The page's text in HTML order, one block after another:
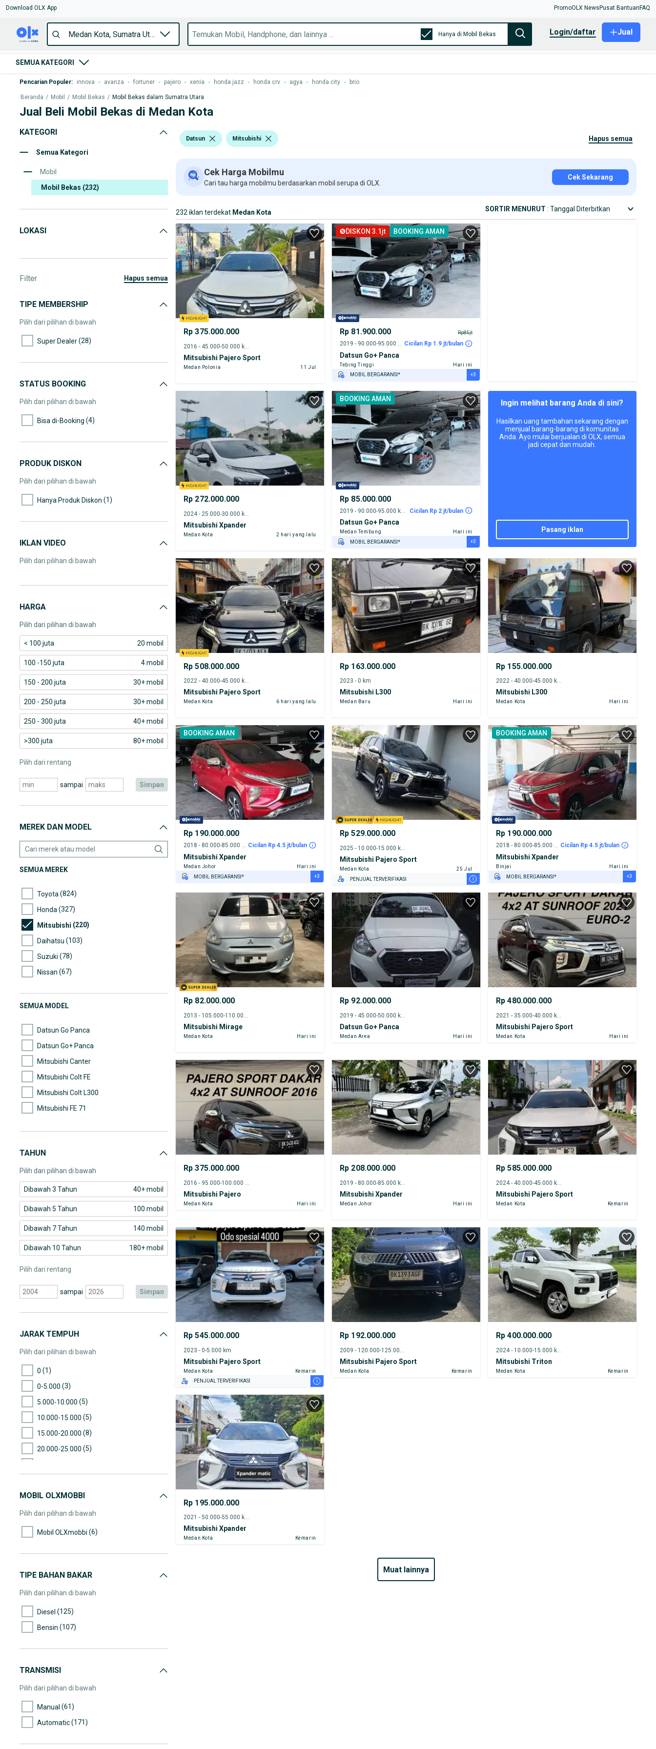
Download OLX App PromoOLX News Pusat Bantuan FAQ
Hanya di Mobil Bekas login/daftar Jual
SEMUA KATEGORI
Pencarian Populer: innova - avanza - fortuner - pajero - xenia - honda jazz - honda crv - agya - honda city - brio
Beranda / Mobil / Mobil Bekas / Mobil Bekas dalam Sumatra Utara
Jual Beli Mobil Bekas di Medan Kota
KATEGORI
Semua Kategori
Mobil
Mobil Bekas (232)
LOKASI
Filter hapus semua
TIPE MEMBERSHIP
Pilih dari pilihan di bawah
Super Dealer(28)
STATUS BOOKING
Pilih dari pilihan di bawah
Bisa di-Booking (4)
PRODUK DISKON
Pilih dari pilihan di bawah
Hanya Produk Diskon (1)
IKLAN VIDEO
Pilih dari pilihan di bawah
HARGA
Pilih dari pilihan di bawah
< 100 juta 20 mobil
100 -150 juta 4 mobil
150 - 200 juta 30+ mobil
200 - 250 juta 30+ mobil
250 - 300 juta 40+ mobil
>300 juta 80+ mobil
Pilih dari rentang
sampai simpan
MEREK DAN MODEL
SEMUA MEREK
Toyota (824)
Honda (327)
Mitsubishi (220)
Daihatsu (103)
Suzuki (78)
Nissan (67)
Mazda(59)
SEMUA MODEL
Datsun Go Panca
Datsun Go+ Panca
Mitsubishi Canter
Mitsubishi Colt FE
Mitsubishi Colt L300
Mitsubishi FE 71
Mitsubishi L300
TAHUN
Pilih dari pilihan di bawah
Dibawah 3 Tahun 40+ mobil
Dibawah 5 Tahun 100 mobil
Dibawah 7 Tahun 140 mobil
Dibawah 10 Tahun 180+ mobil
Pilih dari rentang
sampai simpan
JARAK TEMPUH
Pilih dari pilihan di bawah
0 (1)
0-5.000 (3)
5.000-10.000 (5)
10.000-15.000 (5)
15.000-20.000 (8)
20.000-25.000 (5)
35.000-40.000
40.000-45.000(9)
60.000-65.000(8)
65.000-70.000 (19)
(16)
90.000-95.000
115.000-120.000(9)
MOBIL OLXMOBBI
Pilih dari pilihan di bawah
Mobil OLXmobbi (6)
TIPE BAHAN BAKAR
Pilih dari pilihan di bawah
Diesel (125)
Bensin (107)
TRANSMISI
Pilih dari pilihan di bawah
Manual (61)
Automatic(171)
Datsun Mitsubishi hapus semua
Cek Harga Mobilmu
Cari tau harga mobilmu berdasarkan mobil serupa di OLX.
Cek Sekarang
232 iklan terdekat Medan Kota SORTIR MENURUT : Tanggal Diterbitkan
Rp 375.000.000
Mitsubishi Pajero Sport
Medan Polonia 11 Jul
DISKON 3.1jt BOOKING AMAN
Rp 81.900.000 Rp85jt
2019 - 90.000-95.000 km Cicilan Rp 1.9 jt/bulan
Datsun Go+ Panca
Tebing Tinggi
Hari ini
MOBIL BERGARANSI*
TEST DRIVE DARI RUMAH
GRATIS BIAYA JASA PERAWATAN*
+3
Rp 272.000.000
Mitsubishi Xpander
Medan Kota 2 hari yang lalu
BOOKING AMAN
Rp 85.000.000
2019 - 90.000-95.000 km Cicilan Rp 2 jt/bulan
Datsun Go+ Panca
Medan Tembung
Hari ini
MOBIL BERGARANSI*
TEST DRIVE DARI RUMAH
GRATIS BIAYA JASA PERAWATAN*
+3
Ingin melihat barang Anda di sini?
Hasilkan uang tambahan sekarang dengan
menjual barang-barang di komunitas
Anda. Ayo mulai berjualan di OLX, semua
jadi cepat dan mudah.
pasang iklan
Rp 508.000.000
2022 - 40.000-45.000 km
Mitsubishi Pajero Sport
Medan Kota 6 hari yang lalu
Rp 163.000.000
2023 - 0 km
Mitsubishi L300
Medan Baru Hari ini
Rp 155.000.000
2022 - 40.000-45.000 km
Mitsubishi L300
Medan Kota Hari ini
BOOKING AMAN
Rp 190.000.000
2018 - 80.000-85.000 km Cicilan Rp 4.5 jt/bulan
Mitsubishi Xpander
Medan Johor
Hari ini
MOBIL BERGARANSI*
TEST DRIVE DARI RUMAH
GRATIS BIAYA JASA PERAWATAN*
+3
Rp 529.000.000
2025 - 10.000-15.000 km
Mitsubishi Pajero Sport
Medan Kota
25 Jul
PENJUAL TERVERIFIKASI
i
BOOKING AMAN
Rp 190.000.000
2018 - 80.000-85.000 km Cicilan Rp 4.5 jt/bulan
Mitsubishi Xpander
Binjai
Hari ini
MOBIL BERGARANSI*
TEST DRIVE DARI RUMAH
GRATIS BIAYA JASA PERAWATAN*
+3
Rp 82.000.000
2013 - 105.000-110.000 km
Mitsubishi Mirage
Medan Kota Hari ini
Rp 92.000.000
2019 - 45.000-50.000 km
Datsun Go+ Panca
Medan Area Hari ini
Rp 480.000.000
2021 - 35.000-40.000 km
Mitsubishi Pajero Sport
Medan Kota Hari ini
Rp 375.000.000
Mitsubishi Pajero
Medan Kota Hari ini
Rp 208.000.000
2019 - 80.000-85.000 km
Mitsubishi Xpander
Medan Johor Hari ini
Rp 585.000.000
2024 - 40.000-45.000 km
Mitsubishi Pajero Sport
Medan Kota Kemarin
Rp 545.000.000
2023 - 0-5.000 km
Mitsubishi Pajero Sport
Medan Kota
Kemarin
PENJUAL TERVERIFIKASI
i
Rp 192.000.000
Mitsubishi Pajero Sport
Medan Kota Kemarin
Rp 400.000.000
2024 - 10.000-15.000 km
Mitsubishi Triton
Medan Kota Kemarin
Rp 195.000.000
2021 - 50.000-55.000 km
Mitsubishi Xpander
Medan Kota Kemarin
muat lainnya